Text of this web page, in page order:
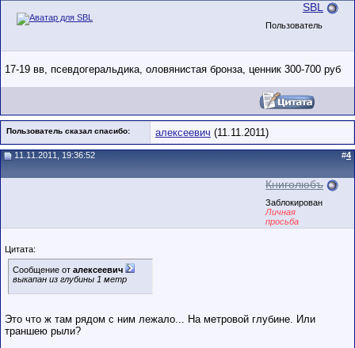
SBL
Пользователь
17-19 вв, псевдогеральдика, оловянистая бронза, ценник 300-700 руб
Пользователь сказал cпасибо: алексеевич (11.11.2011)
11.11.2011, 19:36:52 #4
Книголюбъ
Заблокирован
Личная
просьба
Цитата:
Сообщение от алексеевич
выкапан из глубины 1 метр
Это что ж там рядом с ним лежало... На метровой глубине. Или
траншею рыли?